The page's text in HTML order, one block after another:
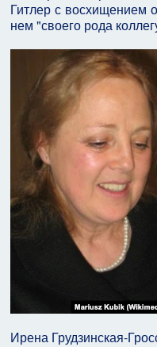
Гитлер с восхищением
нем "своего рода
Ирена Грудзинская-